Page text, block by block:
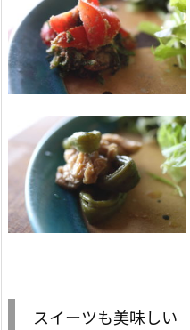
スイーツも美味しい